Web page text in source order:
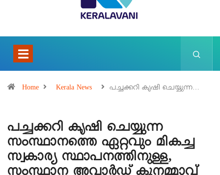
Home Kerala News പച്ചക്കറി കൃഷി ചെയ്യുന്ന…
പച്ചക്കറി കൃഷി ചെയ്യുന്ന
സംസ്ഥാനത്തെ ഏറ്റവും മികച്ച
സ്വകാര്യ സ്ഥാപനത്തിനുള്ള,